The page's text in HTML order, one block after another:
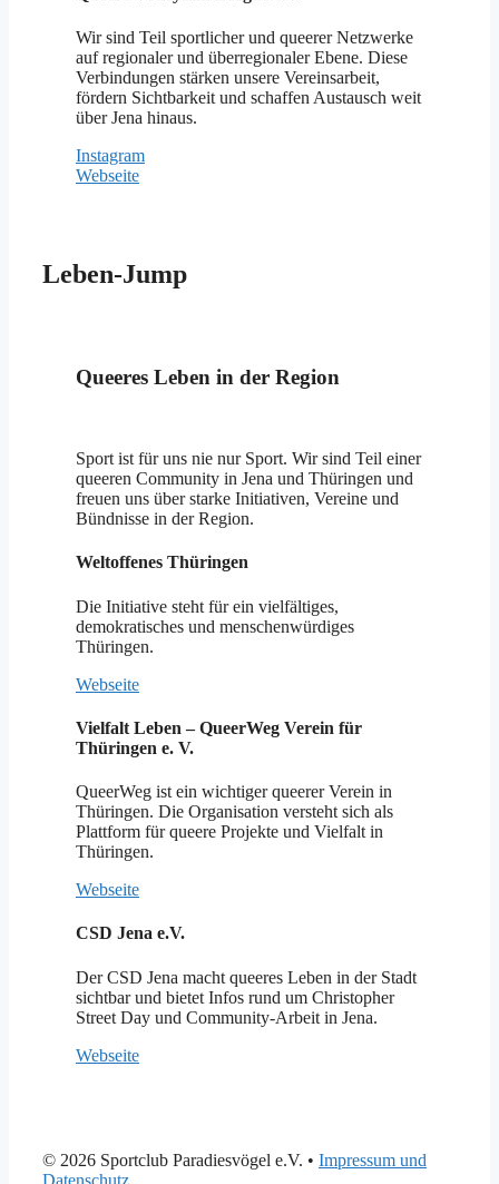
Wir sind Teil sportlicher und queerer Netzwerke
auf regionaler und überregionaler Ebene. Diese
Verbindungen stärken unsere Vereinsarbeit,
fördern Sichtbarkeit und schaffen Austausch weit
über Jena hinaus.
Instagram
Webseite
Leben-Jump
Queeres Leben in der Region
Sport ist für uns nie nur Sport. Wir sind Teil einer
queeren Community in Jena und Thüringen und
freuen uns über starke Initiativen, Vereine und
Bündnisse in der Region.
Weltoffenes Thüringen
Die Initiative steht für ein vielfältiges,
demokratisches und menschenwürdiges
Thüringen.
Webseite
Vielfalt Leben – QueerWeg Verein für
Thüringen e. V.
QueerWeg ist ein wichtiger queerer Verein in
Thüringen. Die Organisation versteht sich als
Plattform für queere Projekte und Vielfalt in
Thüringen.
Webseite
CSD Jena e.V.
Der CSD Jena macht queeres Leben in der Stadt
sichtbar und bietet Infos rund um Christopher
Street Day und Community-Arbeit in Jena.
Webseite
© 2026 Sportclub Paradiesvögel e.V. • Impressum und
Datenschutz